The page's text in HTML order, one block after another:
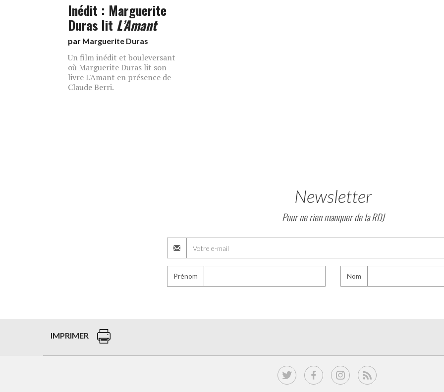
Inédit : Marguerite
Duras lit L’Amant
par Marguerite Duras
Un film inédit et bouleversant
où Marguerite Duras lit son
livre L'Amant en présence de
Claude Berri.
Newsletter
Pour ne rien manquer de la RDJ
Prénom Nom
IMPRIMER